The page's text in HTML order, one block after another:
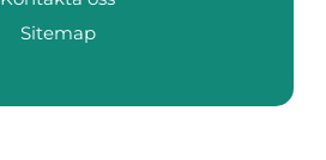
Sitemap